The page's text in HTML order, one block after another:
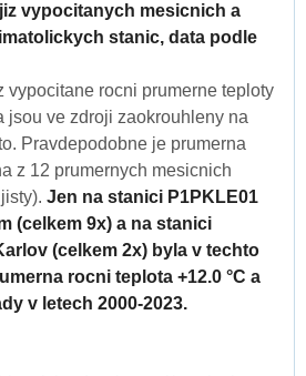
jiz vypocitanych mesicnich a
stanic, data podle
vypocitane rocni prumerne teploty
jsou ve zdroji zaokrouhleny na
Pravdepodobne je prumerna
z 12 prumernych mesicnich
Jen na stanici P1PKLE01
(celkem 9x) a na stanici
(celkem 2x) byla v techto
rocni teplota +12.0 °C a
v letech 2000-2023.